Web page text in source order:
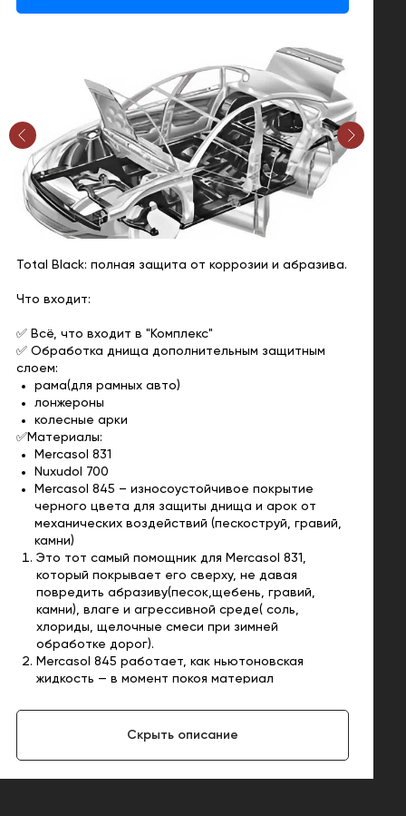
Total Black: полная защита от коррозии и абразива.
Что входит:
✅ Всё, что входит в "Комплекс"
✅ Обработка днища дополнительным защитным
слоем:
рама(для рамных авто)
лонжероны
колесные арки
✅Материалы:
Mercasol 831
Nuxudol 700
Mercasol 845 – износоустойчивое покрытие
черного цвета для защиты днища и арок от
механических воздействий (пескоструй, гравий,
камни)
Это тот самый помощник для Mercasol 831,
который покрывает его сверху, не давая
повредить абразиву(песок,щебень, гравий,
камни), влаге и агрессивной среде( соль,
хлориды, щелочные смеси при зимней
обработке дорог).
Mercasol 845 работает, как ньютоновская
жидкость — в момент покоя материал
числе температурные расширения и сужения),
а в момент удара (например, когда попал
Имеет свойство самовосстановления, то есть
затягивает небольшие царапины, не дожидаясь
Скрыть описание